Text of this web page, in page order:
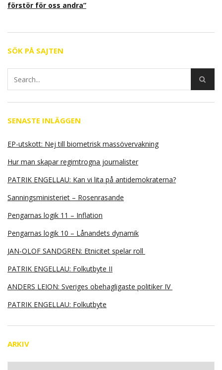
förstör för oss andra”
SÖK PÅ SAJTEN
SENASTE INLÄGGEN
EP-utskott: Nej till biometrisk massövervakning
Hur man skapar regimtrogna journalister
PATRIK ENGELLAU: Kan vi lita på antidemokraterna?
Sanningsministeriet – Rosenrasande
Pengarnas logik 11 – Inflation
Pengarnas logik 10 – Lånandets dynamik
JAN-OLOF SANDGREN: Etnicitet spelar roll
PATRIK ENGELLAU: Folkutbyte II
ANDERS LEION: Sveriges obehagligaste politiker IV
PATRIK ENGELLAU: Folkutbyte
ARKIV